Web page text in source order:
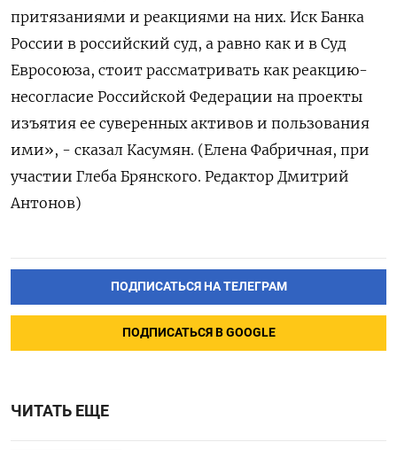
притязаниями и реакциями на них. Иск Банка
России в российский суд, а равно как и в Суд
Евросоюза, стоит рассматривать как реакцию-
несогласие ‌Российской Федерации на проекты
изъятия ее суверенных активов и пользования
ими», - сказал Касумян. (Елена Фабричная, при
участии Глеба Брянского. Редактор Дмитрий
Антонов)
ПОДПИСАТЬСЯ НА ТЕЛЕГРАМ
ПОДПИСАТЬСЯ В GOOGLE
ЧИТАТЬ ЕЩЕ